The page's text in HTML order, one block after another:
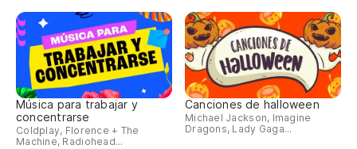
Música para trabajar y
concentrarse
Coldplay, Florence + The
Machine, Radiohead...
Canciones de halloween
Michael Jackson, Imagine
Dragons, Lady Gaga...